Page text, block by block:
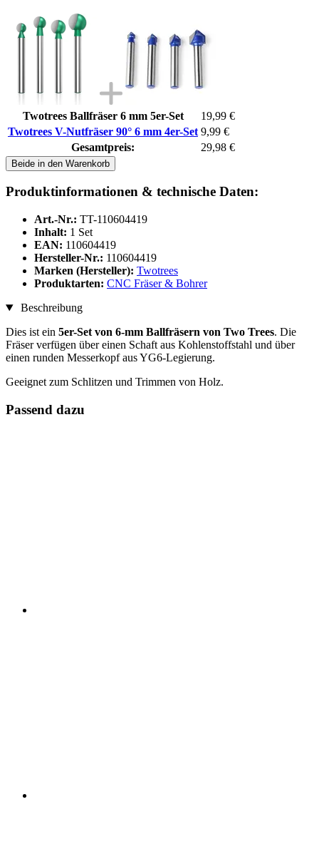
Twotrees Ballfräser 6 mm 5er-Set
19,99 €
Twotrees V-Nutfräser 90° 6 mm 4er-Set 9,99 €
Gesamtpreis:
29,98 €
Beide in den Warenkorb
Produktinformationen & technische Daten:
Art.-Nr.: TT-110604419
Inhalt: 1 Set
EAN: 110604419
Hersteller-Nr.: 110604419
Marken (Hersteller): Twotrees
Produktarten: CNC Fräser & Bohrer
Beschreibung
Dies ist ein 5er-Set von 6-mm Ballfräsern von Two Trees. Die
Fräser verfügen über einen Schaft aus Kohlenstoffstahl und über
einen runden Messerkopf aus YG6-Legierung.
Geeignet zum Schlitzen und Trimmen von Holz.
Passend dazu